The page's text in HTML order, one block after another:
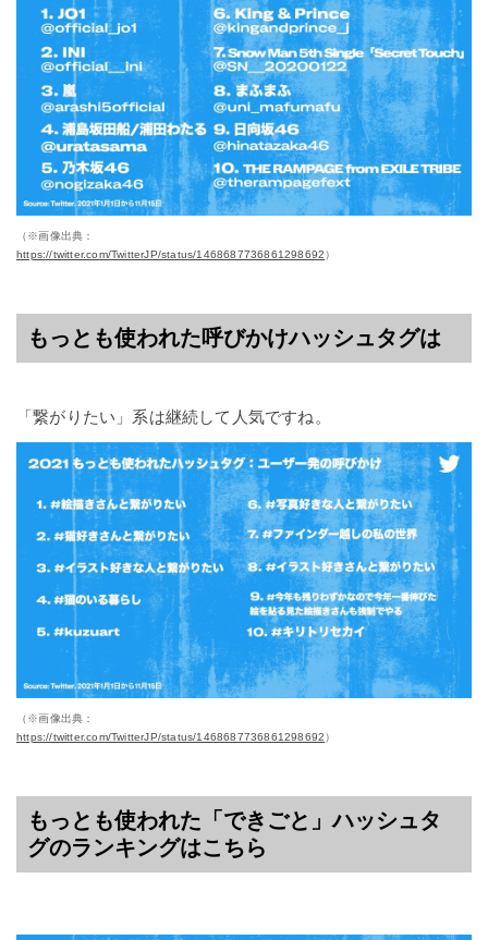
（※画像出典：
https://twitter.com/TwitterJP/status/1468687736861298692）
もっとも使われた呼びかけハッシュタグは
「繋がりたい」系は継続して人気ですね。
（※画像出典：
https://twitter.com/TwitterJP/status/1468687736861298692）
もっとも使われた「できごと」ハッシュタ
グのランキングはこちら